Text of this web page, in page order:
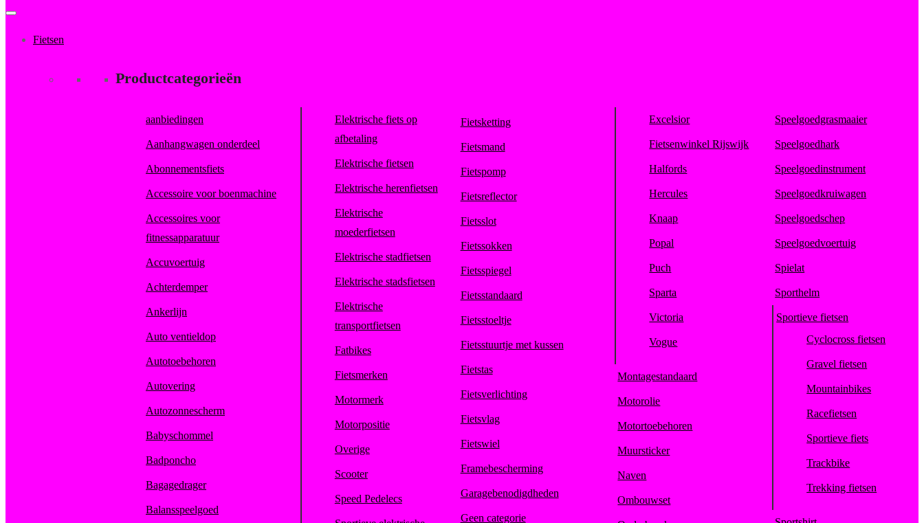
Primary
Fietsen
Productcategorieën
aanbiedingen
Aanhangwagen onderdeel
Abonnementsfiets
Accessoire voor boenmachine
Accessoires voor
fitnessapparatuur
Accuvoertuig
Achterdemper
Ankerlijn
Auto ventieldop
Autotoebehoren
Autovering
Autozonnescherm
Babyschommel
Badponcho
Bagagedrager
Balansspeelgoed
Elektrische fiets op
afbetaling
Elektrische fietsen
Elektrische herenfietsen
Elektrische
moederfietsen
Elektrische stadfietsen
Elektrische stadsfietsen
Elektrische
transportfietsen
Fatbikes
Fietsmerken
Motormerk
Motorpositie
Overige
Scooter
Speed Pedelecs
Fietsketting
Fietsmand
Fietspomp
Fietsreflector
Fietsslot
Fietssokken
Fietsspiegel
Fietsstandaard
Fietsstoeltje
Fietsstuurtje met kussen
Fietstas
Fietsverlichting
Fietsvlag
Fietswiel
Framebescherming
Garagebenodigdheden
Geen categorie
Excelsior
Fietsenwinkel Rijswijk
Halfords
Hercules
Knaap
Popal
Puch
Sparta
Victoria
Vogue
Montagestandaard
Motorolie
Motortoebehoren
Muursticker
Naven
Ombouwset
Speelgoedgrasmaaier
Speelgoedhark
Speelgoedinstrument
Speelgoedkruiwagen
Speelgoedschep
Speelgoedvoertuig
Spielat
Sporthelm
Sportieve fietsen
Cyclocross fietsen
Gravel fietsen
Mountainbikes
Racefietsen
Sportieve fiets
Trackbike
Trekking fietsen